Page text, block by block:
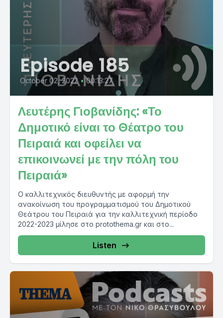
Episode 185
October 02, 2022 • 00:13:27
Λευτέρης Γιοβανίδης: «Το
Δημοτικό είναι το Θέατρο του
Πειραιά και οφείλει να
επικοινωνεί με την πόλη του
Πειραιά»
Ο καλλιτεχνικός διευθυντής με αφορμή την
ανακοίνωση του προγραμματισμού του Δημοτικού
Θεάτρου του Πειραιά για την καλλιτεχνική περίοδο
2022-2023 μίλησε στο protothema.gr και στο...
Listen